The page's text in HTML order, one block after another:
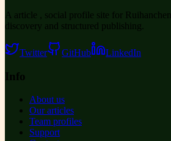
A article , social profile site for
discovery and structured publishing.
Twitter GitHub LinkedIn
Info
About us
Our articles
Team profiles
Support